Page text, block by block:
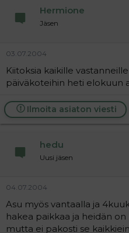
Hermione
Jäsen
03.07.2004
Kiitoksia kaikille
päiväkoteihin heti elokuun
Ilmoita asiaton viesti
hedu
Uusi jäsen
04.07.2004
Asu myös vantaalla ja
hakea paikkaa ja heidän
mutta ei pakosti se